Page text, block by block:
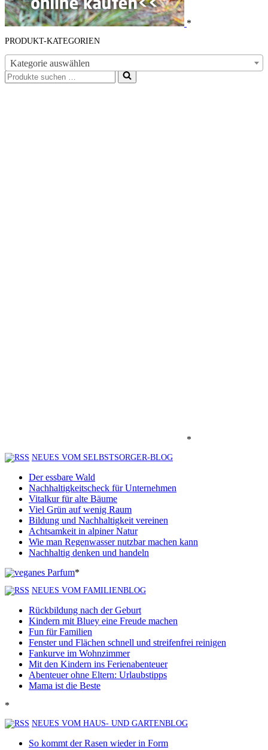
*
PRODUKT-KATEGORIEN
Kategorie auswählen
Suchen
nach …
*
NEUES VOM SELBSTSORGER-BLOG
Der essbare Wald
Nachhaltigkeitscheck für Unternehmen
Vitalkur für alte Bäume
Viel Grün auf wenig Raum
Bildung und Nachhaltigkeit vereinen
Achtsamkeit in alpiner Natur
Wie man Regenwasser nutzbar machen kann
Nachhaltig denken und handeln
*
NEUES VOM FAMILIENBLOG
Rückbildung nach der Geburt
Kindern mit Bluey eine Freude machen
Fun für Familien
Fenster und Flächen schnell und streifenfrei reinigen
Fankurve im Wohnzimmer
Mit den Kindern ins Ferienabenteuer
Abenteuer ohne Eltern: Urlaubstipps
Mama ist die Beste
*
NEUES VOM HAUS- UND GARTENBLOG
So kommt der Rasen wieder in Form